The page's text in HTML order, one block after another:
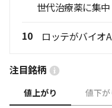
世代治療薬に集中
10 ロッテがバイオ
注目銘柄
値上がり 値下が